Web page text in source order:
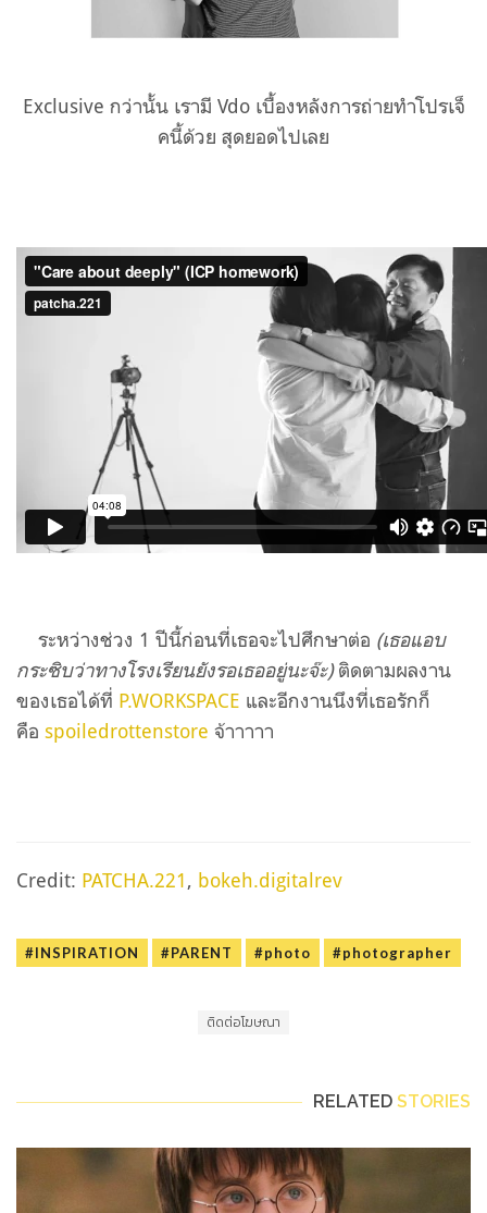
Exclusive กว่านั้น เรามี Vdo เบื้องหลังการถ่ายทำโปรเจ็
คนี้ด้วย สุดยอดไปเลย
ระหว่างช่วง 1 ปีนี้ก่อนที่เธอจะไปศึกษาต่อ (เธอแอบ
กระซิบว่าทางโรงเรียนยังรอเธออยู่นะจ๊ะ)ติดตามผลงาน
ของเธอได้ที่ P.WORKSPACE และอีกงานนึงที่เธอรักก็
คือ spoiledrottenstore จ้าาาาา
Credit: PATCHA.221, bokeh.digitalrev
#INSPIRATION #PARENT #photo #photographer
ติดต่อโฆษณา
RELATED STORIES